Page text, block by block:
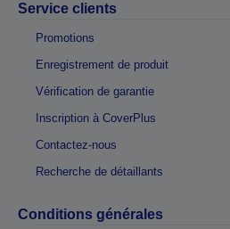
Service clients
Promotions
Enregistrement de produit
Vérification de garantie
Inscription à CoverPlus
Contactez-nous
Recherche de détaillants
Conditions générales